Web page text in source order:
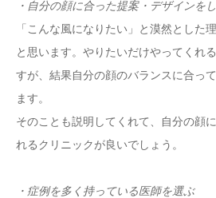
・自分の顔に合った提案・デザインを
「こんな風になりたい」と漠然とした
と思います。やりたいだけやってくれ
すが、結果自分の顔のバランスに合っ
ます。
そのことも説明してくれて、自分の顔
れるクリニックが良いでしょう。
・症例を多く持っている医師を選ぶ